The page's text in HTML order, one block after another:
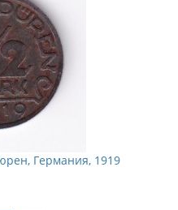
Германия, 1919